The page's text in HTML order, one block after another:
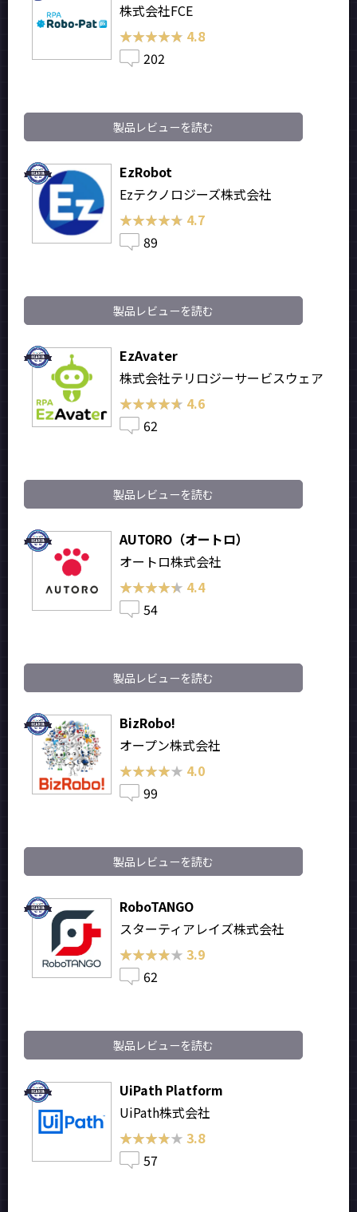
株式会社FCE
★★★★★
★★★★★ 4.8
202
製品レビューを読む
EzRobot
Ezテクノロジーズ株式会社
★★★★★
★★★★★ 4.7
89
製品レビューを読む
EzAvater
株式会社テリロジーサービスウェア
★★★★★
★★★★★ 4.6
62
製品レビューを読む
AUTORO（オートロ）
オートロ株式会社
★★★★★
★★★★★ 4.4
54
製品レビューを読む
BizRobo!
オープン株式会社
★★★★★
★★★★★ 4.0
99
製品レビューを読む
RoboTANGO
スターティアレイズ株式会社
★★★★★
★★★★★ 3.9
62
製品レビューを読む
UiPath Platform
UiPath株式会社
★★★★★
★★★★★ 3.8
57